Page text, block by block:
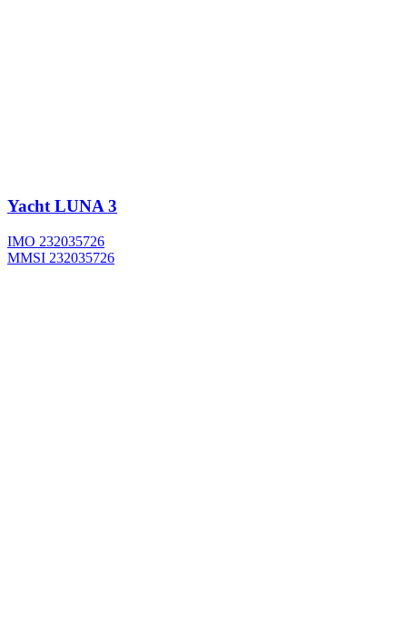
Yacht LUNA 3
IMO 232035726
MMSI 232035726